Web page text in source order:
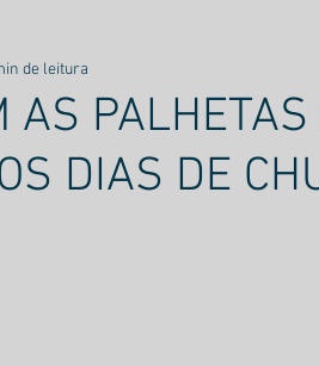
AS
DIAS DE
de leitura